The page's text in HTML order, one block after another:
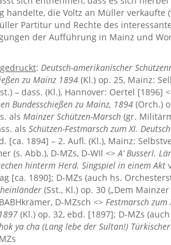
die Voltz an Müller verkaufte
Partitur und Rechte des
der Aufführung in Mainz und
gedruckt: Deutsch-amerikanischer
zu Mainz 1894 (Kl.) op. 25, Mainz:
– dass. (Kl.), Hannover: Oertel [1896]
Bundesschießen zu Mainz, 1894 (Orch.)
als Mainzer Schützen-Marsch (gr.
als Schützen-Festmarsch zum XI.
[ca. 1894] – 2. Aufl. (Kl.), Mainz:
(s. Abb.), D-MZs, D-WIl <>A’ Busserl.
hinterm Herd. Singspiel in einem Akt
[ca. 1890]; D-MZs (auch hs.
(Sst., Kl.) op. 30 („Dem
D-MZsch <> Festmarsch zum
(Kl.) op. 32, ebd. [1897]; D-MZs
ya cha (Lang lebe der Sultan!)